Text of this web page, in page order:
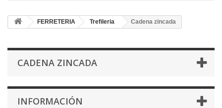
FERRETERIA Trefileria Cadena zincada
CADENA ZINCADA
INFORMACIÓN